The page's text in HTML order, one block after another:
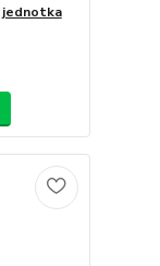
jednotka